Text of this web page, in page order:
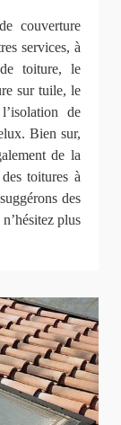
couverture
services, à
toiture, le
sur tuile, le
de
Bien sur,
de la
toitures à
des
plus